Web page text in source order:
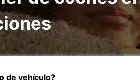
de vehículo?